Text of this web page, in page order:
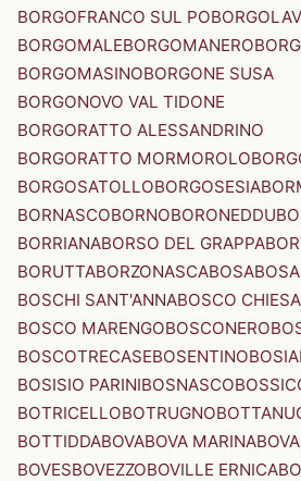
BORGOFRANCO SUL PO
BORGOMALEBORGOMANERO
BORGOMASINOBORGONE SUSA
BORGONOVO VAL TIDONE
BORGORATTO ALESSANDRINO
BORGORATTO MORMOROLO
BORGOSATOLLOBORGOSESIA
BORNASCOBORNOBORONEDDU
BORRIANABORSO DEL GRAPPA
BORUTTABORZONASCABOSA
BOSCHI SANT'ANNABOSCO
BOSCO MARENGOBOSCONERO
BOSCOTRECASEBOSENTINOBOSIA
BOSISIO PARINIBOSNASCO
BOTRICELLOBOTRUGNO
BOTTIDDABOVABOVA MARINA
BOVESBOVEZZOBOVILLE ERNICA